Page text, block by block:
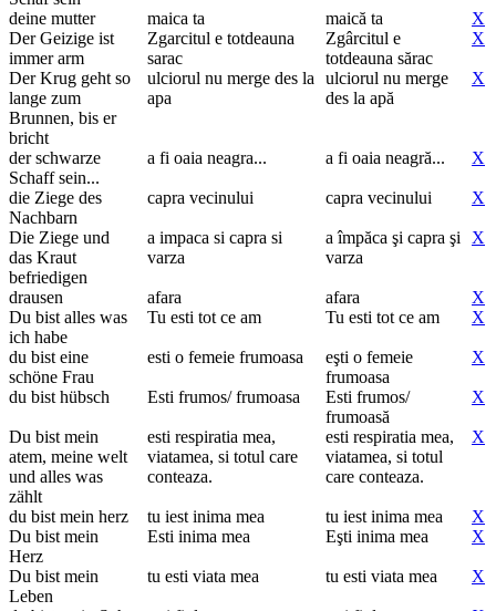
deine mutter maica ta maică ta
X
Der Geizige ist
immer arm
Zgarcitul e totdeauna
sarac
Zgârcitul e
totdeauna sărac
X
Der Krug geht so
lange zum
Brunnen, bis er
bricht
ulciorul nu merge des la
apa
ulciorul nu merge
des la apă
X
der schwarze
Schaff sein...
a fi oaia neagra... a fi oaia neagră... X
die Ziege des
Nachbarn
capra vecinului capra vecinului X
Die Ziege und
das Kraut
befriedigen
a impaca si capra si
varza
a împăca şi capra şi
varza
X
drausen afara afara
X
Du bist alles was
ich habe
Tu esti tot ce am Tu esti tot ce am X
du bist eine
schöne Frau
esti o femeie frumoasa
eşti o femeie
frumoasa
X
du bist hübsch Esti frumos/ frumoasa
Esti frumos/
frumoasă
X
Du bist mein
atem, meine welt
und alles was
zählt
esti respiratia mea,
viatamea, si totul care
conteaza.
esti respiratia mea,
viatamea, si totul
care conteaza.
X
du bist mein herz tu iest inima mea tu iest inima mea
X
Du bist mein
Herz
Esti inima mea Eşti inima mea X
Du bist mein
Leben
tu esti viata mea tu esti viata mea X